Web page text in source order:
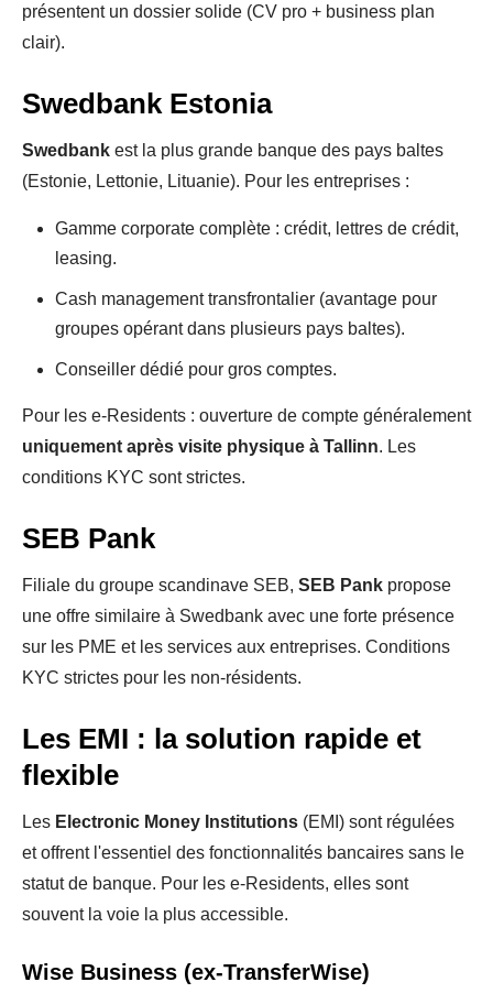
présentent un dossier solide (CV pro + business plan
clair).
Swedbank Estonia
Swedbank est la plus grande banque des pays baltes
(Estonie, Lettonie, Lituanie). Pour les entreprises :
Gamme corporate complète : crédit, lettres de crédit,
leasing.
Cash management transfrontalier (avantage pour
groupes opérant dans plusieurs pays baltes).
Conseiller dédié pour gros comptes.
Pour les e-Residents : ouverture de compte généralement
uniquement après visite physique à Tallinn. Les
conditions KYC sont strictes.
SEB Pank
Filiale du groupe scandinave SEB, SEB Pank propose
une offre similaire à Swedbank avec une forte présence
sur les PME et les services aux entreprises. Conditions
KYC strictes pour les non-résidents.
Les EMI : la solution rapide et
flexible
Les Electronic Money Institutions (EMI) sont régulées
et offrent l'essentiel des fonctionnalités bancaires sans le
statut de banque. Pour les e-Residents, elles sont
souvent la voie la plus accessible.
Wise Business (ex-TransferWise)